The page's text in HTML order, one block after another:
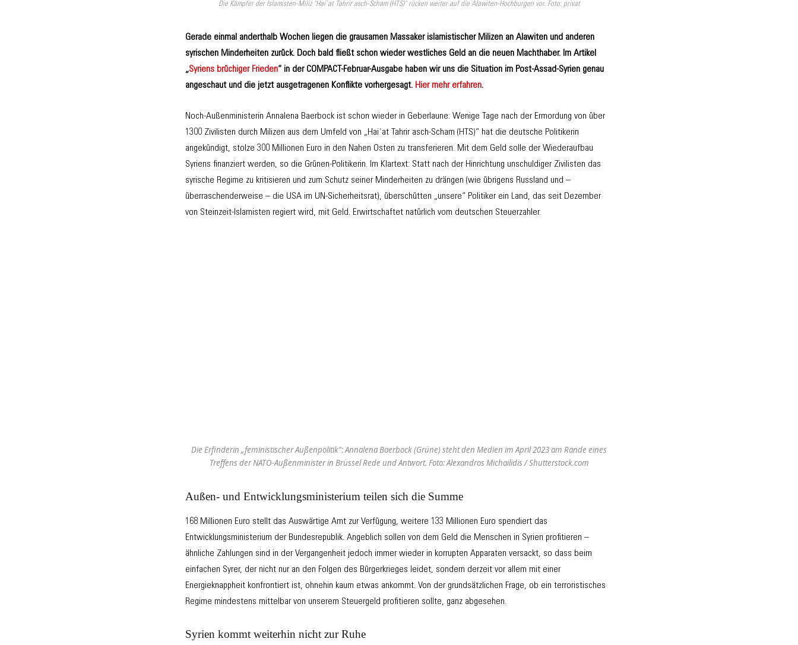
Die Kämpfer der Islamisten-Miliz "Haiʾat Tahrir asch-Scham (HTS)" rücken weiter auf die Alawiten-Hochburgen vor. Foto: privat
Gerade einmal anderthalb Wochen liegen die grausamen Massaker islamistischer Milizen an Alawiten und anderen
syrischen Minderheiten zurück. Doch bald fließt schon wieder westliches Geld an die neuen Machthaber. Im Artikel
„Syriens brüchiger Frieden“ in der COMPACT-Februar-Ausgabe haben wir uns die Situation im Post-Assad-Syrien genau
angeschaut und die jetzt ausgetragenen Konflikte vorhergesagt. Hier mehr erfahren.
Noch-Außenministerin Annalena Baerbock ist schon wieder in Geberlaune: Wenige Tage nach der Ermordung von über
1300 Zivilisten durch Milizen aus dem Umfeld von „Haiʾat Tahrir asch-Scham (HTS)“ hat die deutsche Politikerin
angekündigt, stolze 300 Millionen Euro in den Nahen Osten zu transferieren. Mit dem Geld solle der Wiederaufbau
Syriens finanziert werden, so die Grünen-Politikerin. Im Klartext: Statt nach der Hinrichtung unschuldiger Zivilisten das
syrische Regime zu kritisieren und zum Schutz seiner Minderheiten zu drängen (wie übrigens Russland und –
überraschenderweise – die USA im UN-Sicherheitsrat), überschütten „unsere“ Politiker ein Land, das seit Dezember
von Steinzeit-Islamisten regiert wird, mit Geld. Erwirtschaftet natürlich vom deutschen Steuerzahler.
Die Erfinderin „feministischer Außenpolitik“: Annalena Baerbock (Grüne) steht den Medien im April 2023 am Rande eines
Treffens der NATO-Außenminister in Brüssel Rede und Antwort. Foto: Alexandros Michailidis / Shutterstock.com
Außen- und Entwicklungsministerium teilen sich die Summe
168 Millionen Euro stellt das Auswärtige Amt zur Verfügung, weitere 133 Millionen Euro spendiert das
Entwicklungsministerium der Bundesrepublik. Angeblich sollen von dem Geld die Menschen in Syrien profitieren –
ähnliche Zahlungen sind in der Vergangenheit jedoch immer wieder in korrupten Apparaten versackt, so dass beim
einfachen Syrer, der nicht nur an den Folgen des Bürgerkrieges leidet, sondern derzeit vor allem mit einer
Energieknappheit konfrontiert ist, ohnehin kaum etwas ankommt. Von der grundsätzlichen Frage, ob ein terroristisches
Regime mindestens mittelbar von unserem Steuergeld profitieren sollte, ganz abgesehen.
Syrien kommt weiterhin nicht zur Ruhe